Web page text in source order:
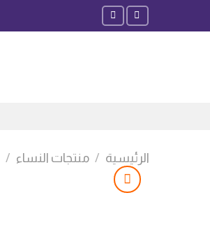
الرئيسية / منتجات النساء /